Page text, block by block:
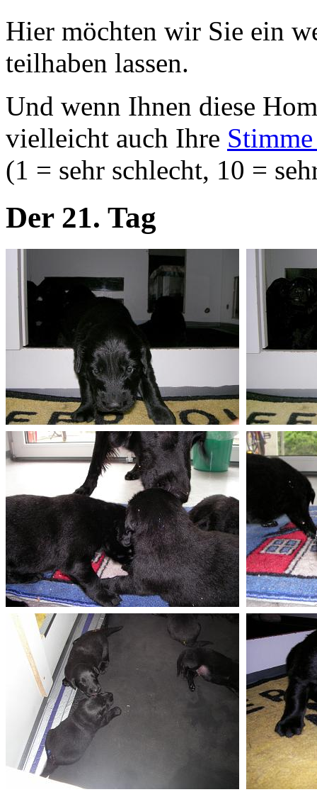
Hier möchten wir Sie ein
teilhaben lassen.
Und wenn Ihnen diese
vielleicht auch Ihre
(1 = sehr schlecht, 10 =
Der 21. Tag